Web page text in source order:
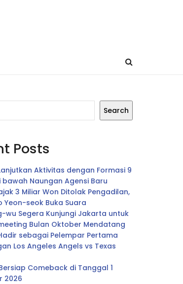
Search
Posts
Lanjutkan Aktivitas dengan Formasi 9
bawah Naungan Agensi Baru
3 Miliar Won Ditolak Pengadilan,
Yeon-seok Buka Suara
wu Segera Kunjungi Jakarta untuk
Bulan Oktober Mendatang
sebagai Pelempar Pertama
Los Angeles Angels vs Texas
Comeback di Tanggal 1
2026